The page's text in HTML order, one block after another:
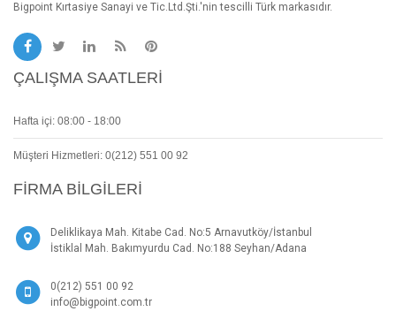
Bigpoint Kırtasiye Sanayi ve Tic.Ltd.Şti.'nin tescilli Türk markasıdır.
ÇALIŞMA SAATLERI
Hafta içi: 08:00 - 18:00
Müşteri Hizmetleri: 0(212) 551 00 92
FIRMA BILGILERI
Deliklikaya Mah. Kitabe Cad. No:5 Arnavutköy/İstanbul
İstiklal Mah. Bakımyurdu Cad. No:188 Seyhan/Adana
0(212) 551 00 92
info@bigpoint.com.tr